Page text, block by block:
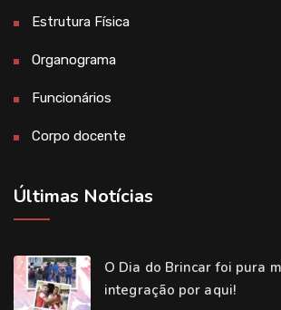
Estrutura Física
Organograma
Funcionários
Corpo docente
Últimas Notícias
O Dia do Brincar foi pura
integração por aqui!